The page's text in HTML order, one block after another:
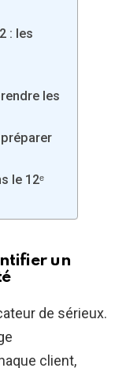
: les
les
le 12ᵉ
un
de sérieux.
client,